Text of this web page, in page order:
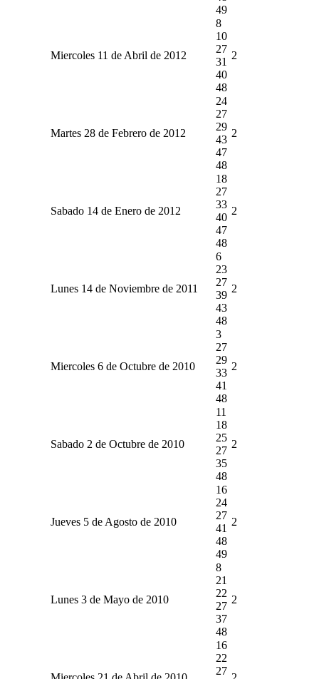
49
Miercoles 11 de Abril de 2012
8
10
27
31
40
48
2
Martes 28 de Febrero de 2012
24
27
29
43
47
48
2
Sabado 14 de Enero de 2012
18
27
33
40
47
48
2
Lunes 14 de Noviembre de 2011
6
23
27
39
43
48
2
Miercoles 6 de Octubre de 2010
3
27
29
33
41
48
2
Sabado 2 de Octubre de 2010
11
18
25
27
35
48
2
Jueves 5 de Agosto de 2010
16
24
27
41
48
49
2
Lunes 3 de Mayo de 2010
8
21
22
27
37
48
2
16
22
27